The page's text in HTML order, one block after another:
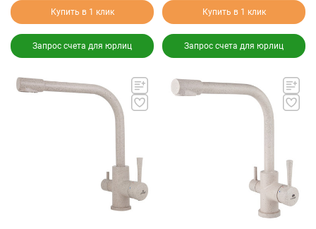
Купить в 1 клик
Запрос счета для юрлиц
Купить в 1 клик
Запрос счета для юрлиц